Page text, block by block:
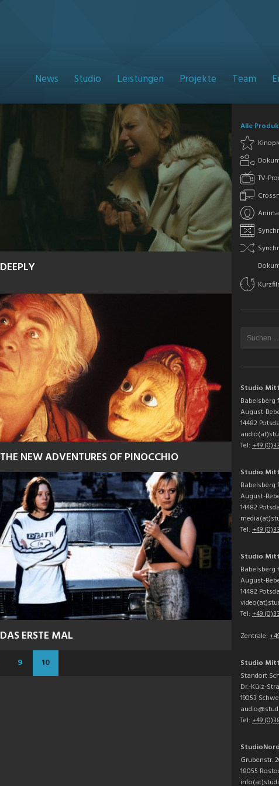
News Studio Leistungen Projekte Team
DEEPLY
THE NEW ADVENTURES OF PINOCCHIO
DAS ERSTE MAL
9 10
Alle
TV-
Studio
Babelsberg
August-
14482
Tel: +49
Studio
Babelsberg
August-
14482
Tel: +49
Studio
Babelsberg
August-
14482
Tel: +49
Zentrale:
Studio
Standort
Dr.-Külz-
19053
Tel: +49
Grubenstr.
18055